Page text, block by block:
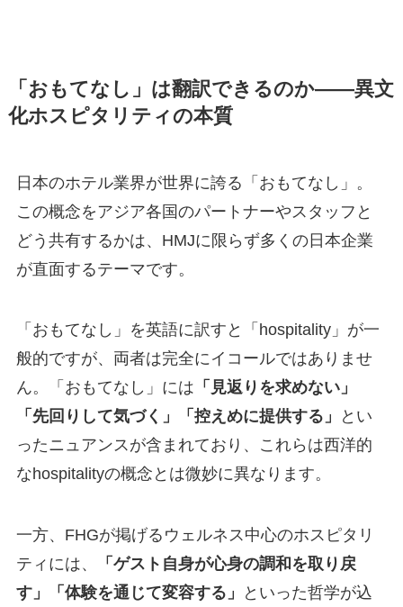
「おもてなし」は翻訳できるのか——異文
化ホスピタリティの本質
日本のホテル業界が世界に誇る「おもてなし」。
この概念をアジア各国のパートナーやスタッフと
どう共有するかは、HMJに限らず多くの日本企業
が直面するテーマです。
「おもてなし」を英語に訳すと「hospitality」が一
般的ですが、両者は完全にイコールではありませ
ん。「おもてなし」には 「見返りを求めない」
「先回りして気づく」「控えめに提供する」
とい
ったニュアンスが含まれており、これらは西洋的
なhospitalityの概念とは微妙に異なります。
一方、FHGが掲げるウェルネス中心のホスピタリ
ティには、
「ゲスト自身が心身の調和を取り戻
す」「体験を通じて変容する」
といった哲学が込